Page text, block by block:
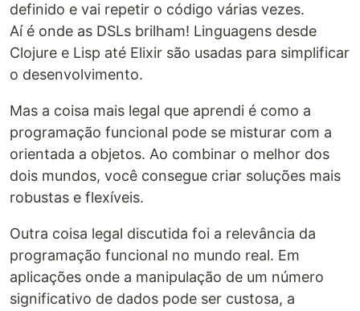
definido e vai repetir o código várias vezes.
Aí é onde as DSLs brilham! Linguagens desde
Clojure e Lisp até Elixir são usadas para simplificar
o desenvolvimento.
Mas a coisa mais legal que aprendi é como a
programação funcional pode se misturar com a
orientada a objetos. Ao combinar o melhor dos
dois mundos, você consegue criar soluções mais
robustas e flexíveis.
Outra coisa legal discutida foi a relevância da
programação funcional no mundo real. Em
aplicações onde a manipulação de um número
significativo de dados pode ser custosa, a